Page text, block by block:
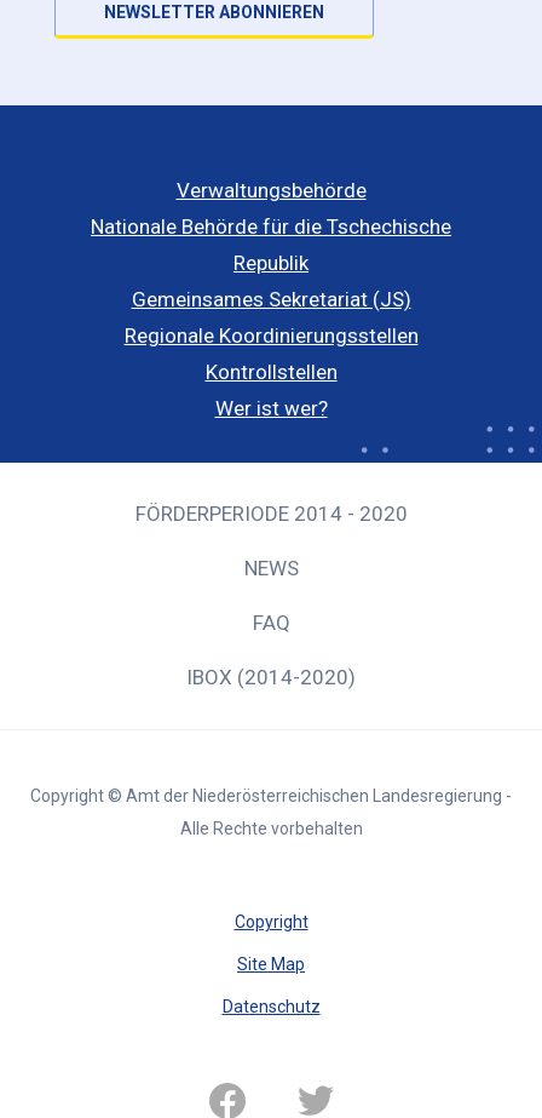
NEWSLETTER ABONNIEREN
Verwaltungsbehörde
Nationale Behörde für die Tschechische
Republik
Gemeinsames Sekretariat (JS)
Regionale Koordinierungsstellen
Kontrollstellen
Wer ist wer?
FÖRDERPERIODE 2014 - 2020
NEWS
FAQ
IBOX (2014-2020)
Copyright © Amt der Niederösterreichischen Landesregierung -
Alle Rechte vorbehalten
Copyright
Site Map
Datenschutz